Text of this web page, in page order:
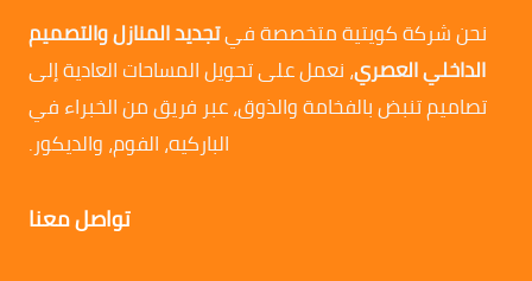
نحن شركة كويتية متخصصة فيتجديد المنازل والتصميم
الداخلي العصري، نعمل على تحويل المساحات العادية إلى
تصاميم تنبض بالفخامة والذوق، عبر فريق من الخبراء في
الباركيه، الفوم، والديكور.
تواصل معنا